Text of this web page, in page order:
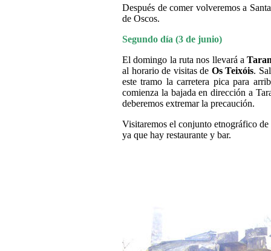
Después de comer volveremos a
de Oscos.
Segundo día (3 de junio)
El domingo la ruta nos llevará a
al horario de visitas de Os Teixóis.
este tramo la carretera pica para
comienza la bajada en dirección a
deberemos extremar la precaución.
Visitaremos el conjunto etnográfico de
ya que hay restaurante y bar.